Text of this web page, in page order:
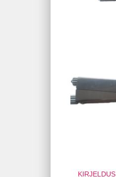
KIRJELDUS